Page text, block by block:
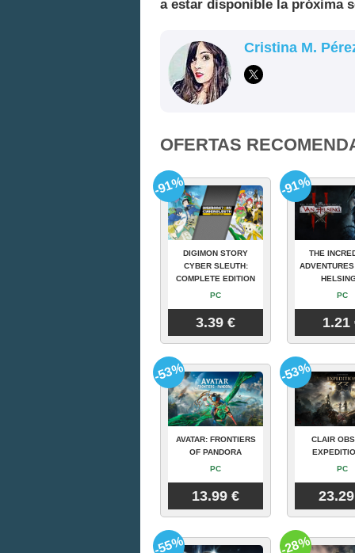
a estar disponible la próxima
Cristina M.
OFERTAS
DIGIMON STORY
CYBER SLEUTH:
COMPLETE EDITION
PC
3.39 €
-91%
THE
PC
1.21
-91%
AVATAR: FRONTIERS
OF PANDORA
PC
13.99 €
-53%
CLAIR
PC
-53%
-55% -28%